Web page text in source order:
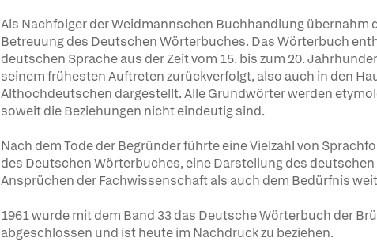
Als Nachfolger der Weidmannschen Buchhandlung übernahm
Betreuung des Deutschen Wörterbuches. Das Wörterbuch
deutschen Sprache aus der Zeit vom 15. bis zum 20.
seinem frühesten Auftreten zurückverfolgt, also auch in den
Althochdeutschen dargestellt. Alle Grundwörter werden
soweit die Beziehungen nicht eindeutig sind.
Nach dem Tode der Begründer führte eine Vielzahl von
des Deutschen Wörterbuches, eine Darstellung des
Ansprüchen der Fachwissenschaft als auch dem Bedürfnis
1961 wurde mit dem Band 33 das Deutsche Wörterbuch der
abgeschlossen und ist heute im Nachdruck zu beziehen.